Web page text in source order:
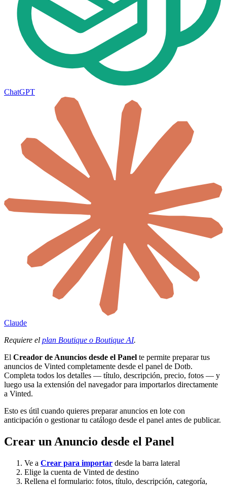
ChatGPT
Claude
Requiere el plan Boutique o Boutique AI.
El Creador de Anuncios desde el Panel te permite preparar tus
anuncios de Vinted completamente desde el panel de Dotb.
Completa todos los detalles — título, descripción, precio, fotos — y
luego usa la extensión del navegador para importarlos directamente
a Vinted.
Esto es útil cuando quieres preparar anuncios en lote con
anticipación o gestionar tu catálogo desde el panel antes de publicar.
Crear un Anuncio desde el Panel
Ve a Crear para importar desde la barra lateral
Elige la cuenta de Vinted de destino
Rellena el formulario: fotos, título, descripción, categoría,